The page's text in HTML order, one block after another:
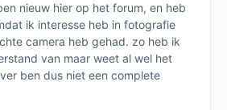
nieuw hier op het forum, en heb
ik interesse heb in fotografie
camera heb gehad. zo heb ik
van maar weet al wel het
ben dus niet een complete